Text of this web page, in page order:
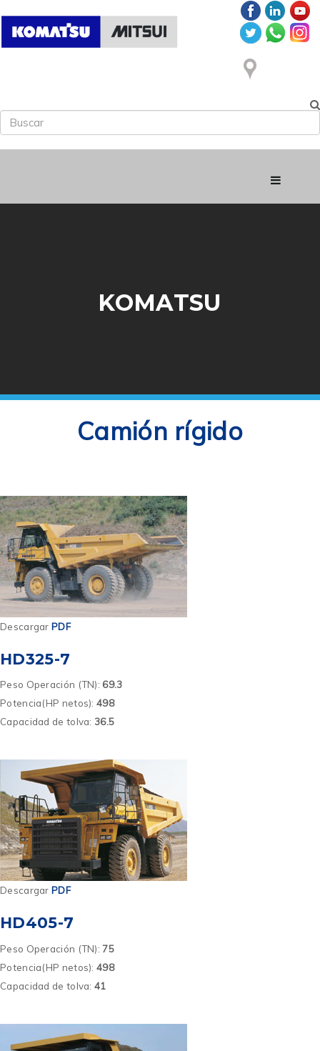
KOMATSU
Camión rígido
Descargar PDF
HD325-7
Peso Operación (TN): 69.3
Potencia(HP netos): 498
Capacidad de tolva: 36.5
Descargar PDF
HD405-7
Peso Operación (TN):75
Potencia(HP netos): 498
Capacidad de tolva: 41